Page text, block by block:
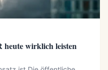
heute wirklich leisten